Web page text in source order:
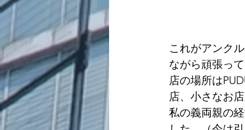
これがアンク
ながら頑張っ
店の場所は
店、小さなお
私の義両親の